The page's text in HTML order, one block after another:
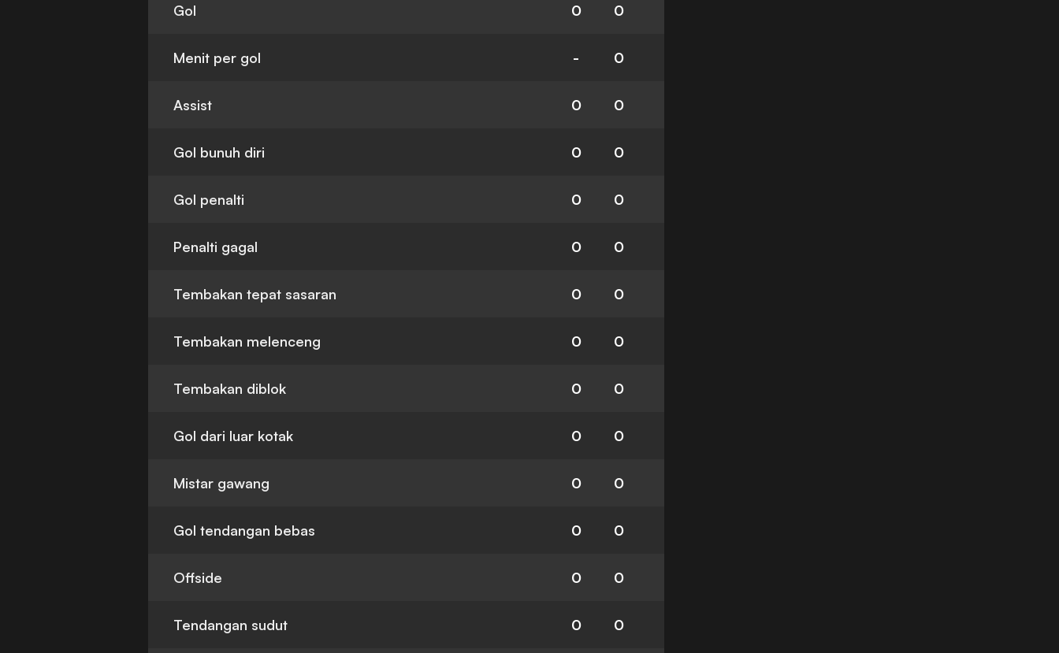
Gol 0 0
Menit per gol - 0
Assist 0 0
Gol bunuh diri 0 0
Gol penalti 0 0
Penalti gagal 0 0
Tembakan tepat sasaran 0 0
Tembakan melenceng 0 0
Tembakan diblok 0 0
Gol dari luar kotak 0 0
Mistar gawang 0 0
Gol tendangan bebas 0 0
Offside 0 0
Tendangan sudut 0 0